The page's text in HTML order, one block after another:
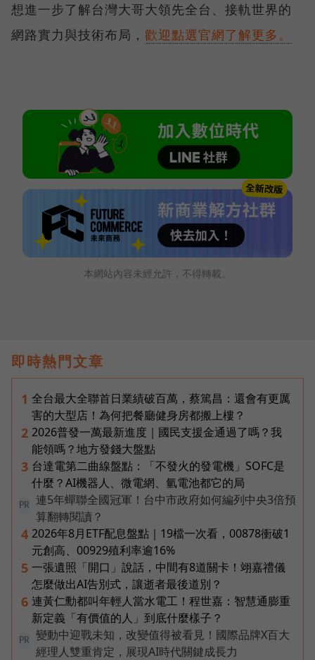
想進一步了解台灣大哥大領先全台、接軌世界的
網路實力與技術布局， 歡迎點選官網了解更多。
本網站內容未經允許，不得轉載。
即時熱門文章
1 全台最大全聯首日業績破百萬，蔡篤昌：還會有更厲
害的大型店！為何把餐廳健身房都搬上樓？
2 2026普發一萬最新進度｜國民支援金通過了嗎？我
能領嗎？地方發錢大盤點
3 台達電第二曲線盤點：「不發火的發電機」SOFC是
什麼？AI機器人、微電網、氫電池都它的局
PR
連5年蟬聯全國冠軍！台中市政府如何編列中央3倍預
算翻轉閱讀？
4 2026年8月ETF配息盤點｜19檔一次看，00878衝破1
元創高、00929殖利率逾16%
5 一張遺照「開口」說話，中間有8道關卡！翊嘉禮儀
怎麼做出AI告別式，讓逝者最後道別？
6 連黃仁勳都叫年輕人當水電工！程世嘉：智慧通膨重
新定義「有價值的人」到底什麼樣子？
PR
變動中迎戰未知，改變值得被看見！國際品牌X百大
經理人雙重肯定，展現AI時代關鍵成長力